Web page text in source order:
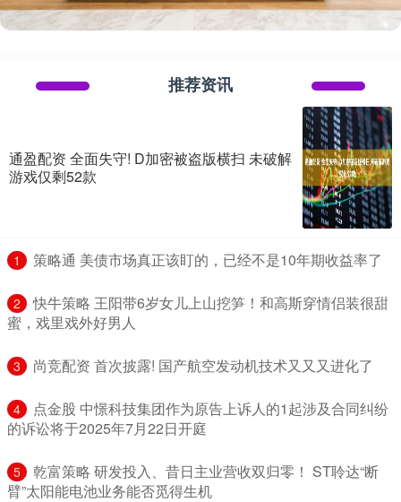
推荐资讯
通盈配资 全面失守! D加密被盗版横扫 未破解
游戏仅剩52款
1 ​策略通 美债市场真正该盯的，已经不是10年期收益率了
2
​快牛策略 王阳带6岁女儿上山挖笋！和高斯穿情侣装很甜
蜜，戏里戏外好男人
3 ​尚竞配资 首次披露! 国产航空发动机技术又又又进化了
4
​点金股 中憬科技集团作为原告上诉人的1起涉及合同纠纷
的诉讼将于2025年7月22日开庭
5
​乾富策略 研发投入、昔日主业营收双归零！ ST聆达“断
臂”太阳能电池业务能否觅得生机